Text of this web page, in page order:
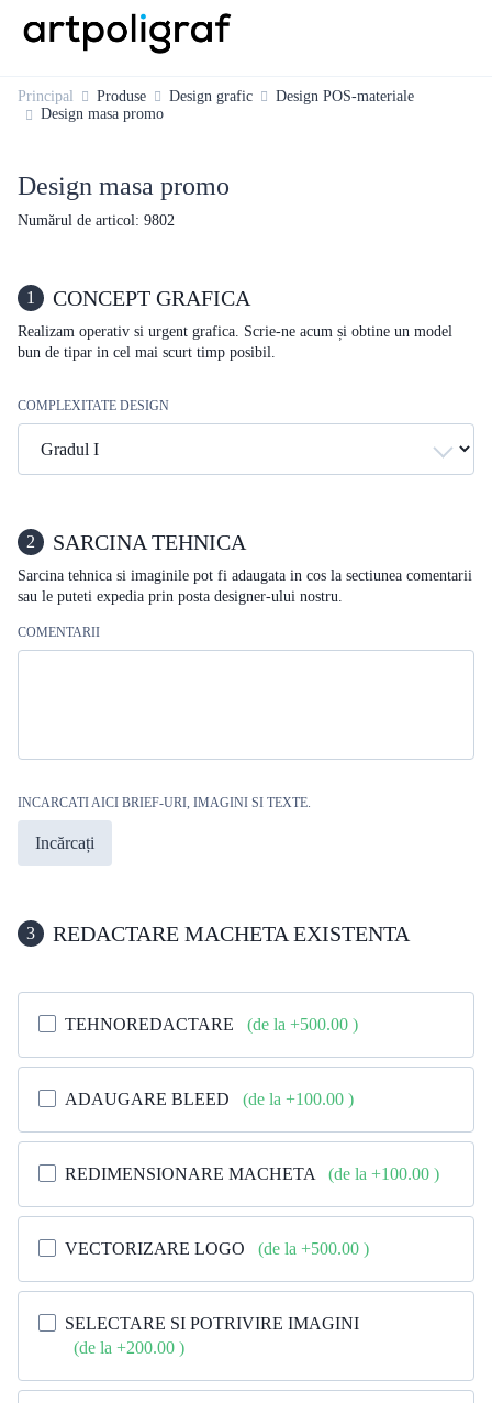
Principal Produse Design grafic
Design POS-materiale
Design masa promo
Design masa promo
Numărul de articol: 9802
1 CONCEPT GRAFICA
Realizam operativ si urgent grafica. Scrie-ne acum și obtine un model
bun de tipar in cel mai scurt timp posibil.
COMPLEXITATE DESIGN
2 SARCINA TEHNICA
Sarcina tehnica si imaginile pot fi adaugata in cos la sectiunea comentarii
sau le puteti expedia prin posta designer-ului nostru.
COMENTARII
INCARCATI AICI BRIEF-URI, IMAGINI SI TEXTE.
Incărcați
3 REDACTARE MACHETA EXISTENTA
TEHNOREDACTARE (de la +500.00 )
ADAUGARE BLEED (de la +100.00 )
REDIMENSIONARE MACHETA (de la +100.00 )
VECTORIZARE LOGO (de la +500.00 )
SELECTARE SI POTRIVIRE IMAGINI
(de la +200.00 )